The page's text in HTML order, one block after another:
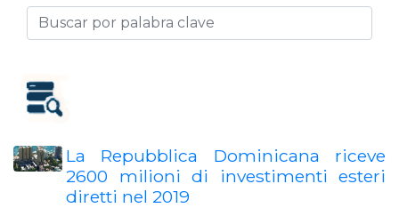
La Repubblica Dominicana riceve
2600 milioni di investimenti esteri
diretti nel 2019